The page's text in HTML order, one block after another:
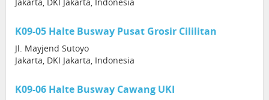
K09-05 Halte Busway Pusat Grosir Cililitan
Jl. Mayjend Sutoyo
Jakarta, DKI Jakarta, Indonesia
K09-06 Halte Busway Cawang UKI